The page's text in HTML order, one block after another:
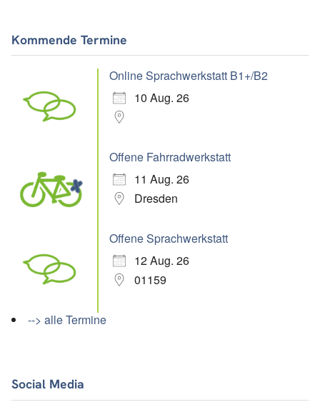
Kommende Termine
Online Sprachwerkstatt B1+/B2
10 Aug. 26
Offene Fahrradwerkstatt
11 Aug. 26
Dresden
Offene Sprachwerkstatt
12 Aug. 26
01159
--> alle Termine
Social Media